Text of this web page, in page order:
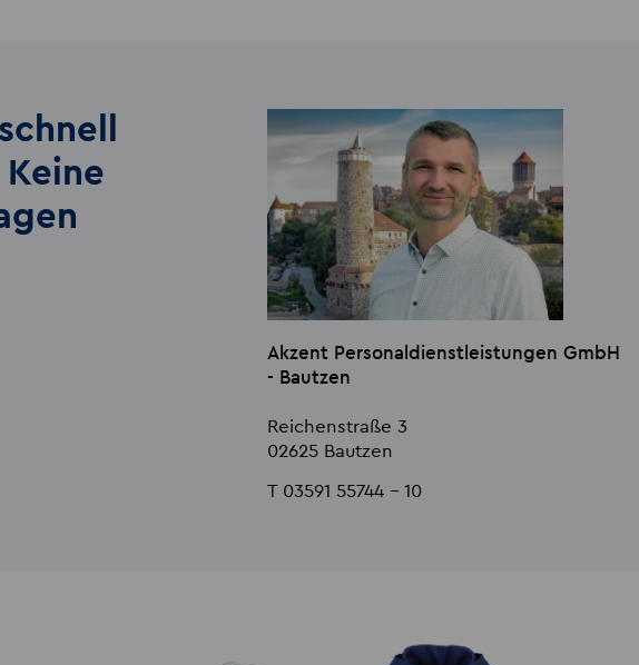
Akzent Personaldienstleistungen GmbH
- Bautzen
Reichenstraße 3
02625 Bautzen
T 03591 55744 - 10